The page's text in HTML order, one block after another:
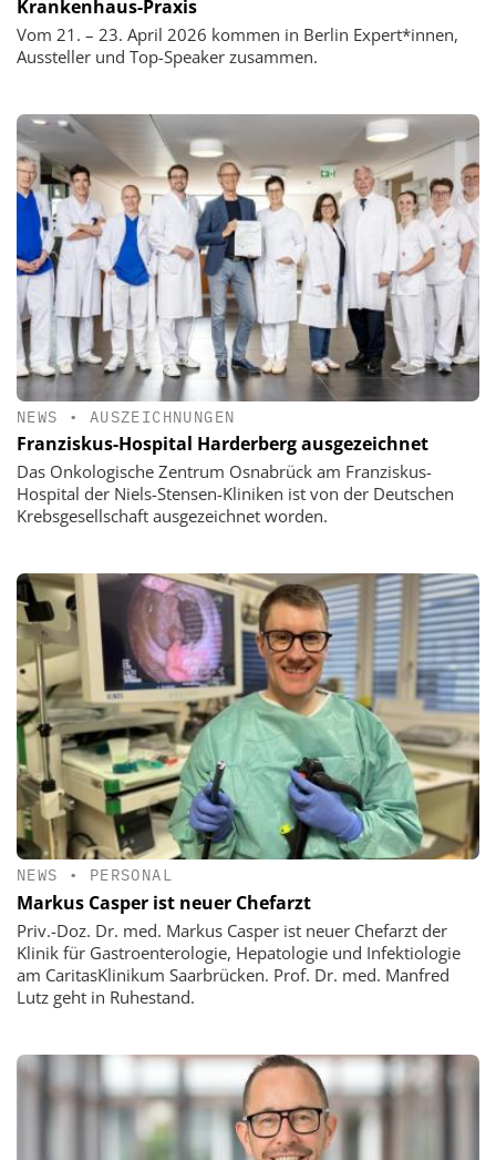
Krankenhaus-Praxis
Vom 21. – 23. April 2026 kommen in Berlin Expert*innen,
Aussteller und Top-Speaker zusammen.
NEWS • AUSZEICHNUNGEN
Franziskus-Hospital Harderberg ausgezeichnet
Das Onkologische Zentrum Osnabrück am Franziskus-
Hospital der Niels-Stensen-Kliniken ist von der Deutschen
Krebsgesellschaft ausgezeichnet worden.
NEWS • PERSONAL
Markus Casper ist neuer Chefarzt
Priv.-Doz. Dr. med. Markus Casper ist neuer Chefarzt der
Klinik für Gastroenterologie, Hepatologie und Infektiologie
am CaritasKlinikum Saarbrücken. Prof. Dr. med. Manfred
Lutz geht in Ruhestand.